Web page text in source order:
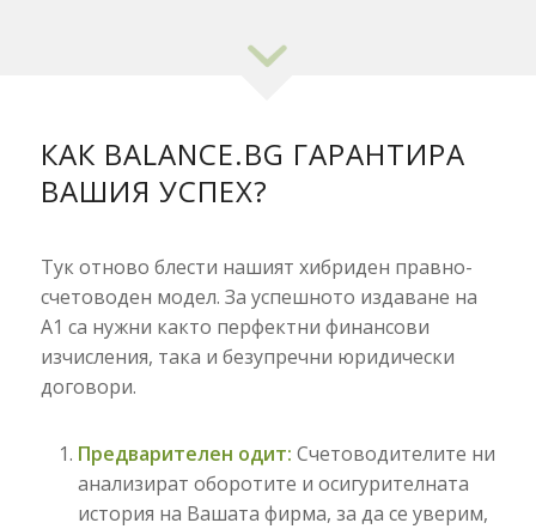
КАК BALANCE.BG ГАРАНТИРА
ВАШИЯ УСПЕХ?
Тук отново блести нашият хибриден правно-
счетоводен модел. За успешното издаване на
А1 са нужни както перфектни финансови
изчисления, така и безупречни юридически
договори.
Предварителен одит: Счетоводителите ни
анализират оборотите и осигурителната
история на Вашата фирма, за да се уверим,